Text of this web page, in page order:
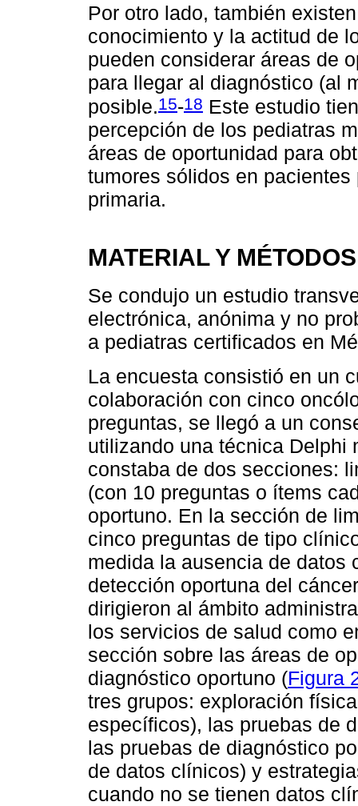
Por otro lado, también
conocimiento y la actitud de
pueden considerar áreas de
para llegar al diagnóstico (al
posible.15-18 Este estudio
percepción de los pediatras
áreas de oportunidad para
tumores sólidos en
primaria.
MATERIAL Y MÉTODOS
Se condujo un estudio
electrónica, anónima y no
a pediatras certificados en
La encuesta consistió en un
colaboración con cinco
preguntas, se llegó a un
utilizando una técnica Delphi
constaba de dos secciones:
(con 10 preguntas o ítems
oportuno. En la sección de
cinco preguntas de tipo
medida la ausencia de
detección oportuna del
dirigieron al ámbito
los servicios de salud como
sección sobre las áreas de
diagnóstico oportuno (Figura
tres grupos: exploración
específicos), las pruebas de
las pruebas de diagnóstico
de datos clínicos) y
cuando no se tienen datos